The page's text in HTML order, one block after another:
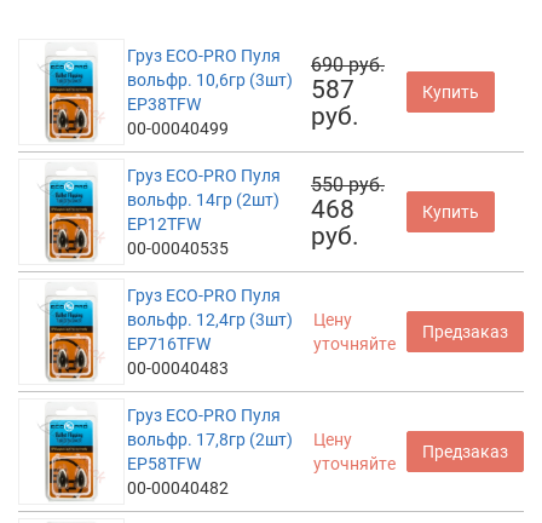
Груз ECO-PRO Пуля
вольфр. 10,6гр (3шт)
EP38TFW
00-00040499
690 руб.
587
руб.
Купить
Груз ECO-PRO Пуля
вольфр. 14гр (2шт)
EP12TFW
00-00040535
550 руб.
468
руб.
Купить
Груз ECO-PRO Пуля
вольфр. 12,4гр (3шт)
EP716TFW
00-00040483
Цену
уточняйте
Предзаказ
Груз ECO-PRO Пуля
вольфр. 17,8гр (2шт)
EP58TFW
00-00040482
Цену
уточняйте
Предзаказ